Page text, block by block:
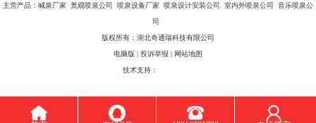
主营产品：喊泉厂家 景观喷泉公司 喷泉设备厂家 喷泉设计安装公司 室内外喷泉公司 音乐喷泉公
司
版权所有：湖北奇通瑞科技有限公司
电脑版 投诉举报 网站地图
技术支持：